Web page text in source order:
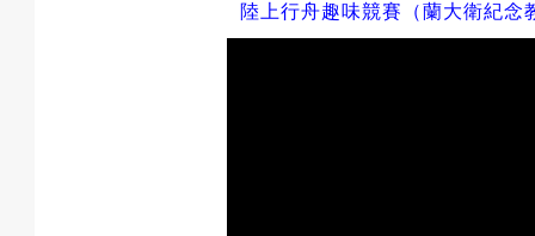
陸上行舟趣味競賽（蘭大衛紀念